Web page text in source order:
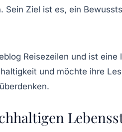
Sein Ziel ist es, ein
Reisezeilen und ist
und möchte ihre